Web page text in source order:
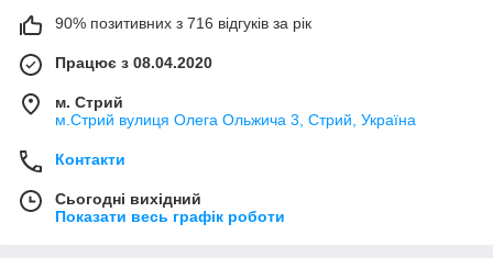
90% позитивних з 716 відгуків за рік
Працює з 08.04.2020
м. Стрий
м.Стрий вулиця Олега Ольжича 3, Стрий, Україна
Контакти
Сьогодні вихідний
Показати весь графік роботи